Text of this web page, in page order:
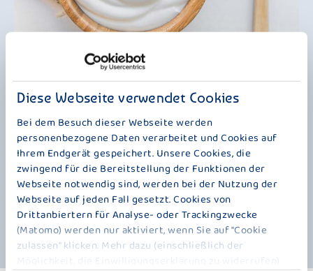
Diese Webseite verwendet Cookies
Bei dem Besuch dieser Webseite werden
personenbezogene Daten verarbeitet und Cookies auf
Ihrem Endgerät gespeichert. Unsere Cookies, die
zwingend für die Bereitstellung der Funktionen der
Webseite notwendig sind, werden bei der Nutzung der
Webseite auf jeden Fall gesetzt. Cookies von
Drittanbiertern für Analyse- oder Trackingzwecke
(Matomo) werden nur aktiviert, wenn Sie auf "Cookie
zulassen" klicken. Mehr dazu (einschließlich der
Möglichkeit, die Einwilligungserklärung zu widerrufen)
UNSERE NATUR IST UNSERE ZUTAT
MEHR BRAUCHT ES NICHT
Das hier ist jetzt wieder mehr etwas für Puristen, und von denen gibt es
eine Menge innerhalb der Bauer-Kundschaft. Manchmal ist weniger
eben doch mehr. Und für manche bedeutet weniger eben auch mehr
Genuss. „Der Kleine Bauer Natur“ besteht nur aus bester Milch. Und die
stammt nicht nur von ohne Gentechnik gefütterten Kühen, sondern hat
auch noch ihre Natürlichkeit behalten, da ihr weder Rahm entzogen
noch zugesetzt wurde. Mehr braucht es nicht, um unseren leckeren,
frischen Joghurt auf Naturbasis zu genießen. Na ja, ein Löffel wäre
vielleicht nicht schlecht. Also, Deckel auf, Mund auf, Augen zu! Mh,
herrlich cremiger Naturjoghurt. Hörst du es schon muhen?